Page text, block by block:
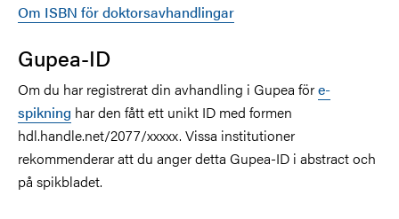
Om ISBN för doktorsavhandlingar
Gupea-ID
Om du har registrerat din avhandling i Gupea före-
spikning har den fått ett unikt ID med formen
hdl.handle.net/2077/xxxxx. Vissa institutioner
rekommenderar att du anger detta Gupea-ID i abstract och
på spikbladet.